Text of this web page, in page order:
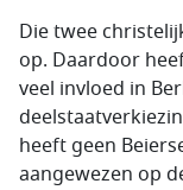
Die twee
op. Daardoor
veel invloed in
heeft geen
aangewezen op